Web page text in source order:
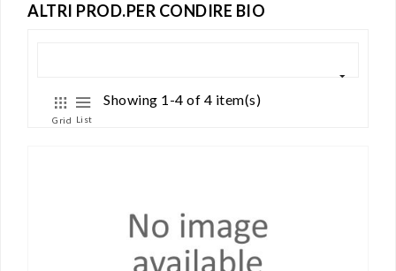
ALTRI PROD.PER CONDIRE BIO
Grid List
Showing 1-4 of 4 item(s)